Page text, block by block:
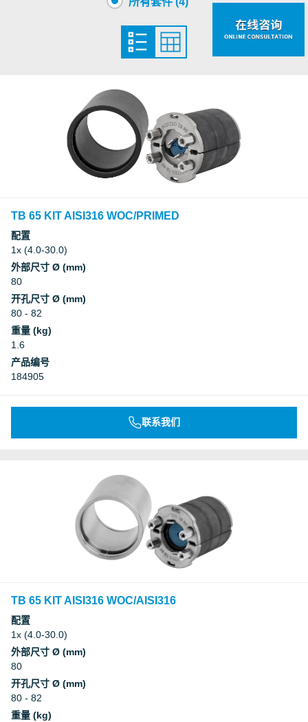
TB 65 KIT AISI316 WOC/PRIMED
配置
1x (4.0-30.0)
外部尺寸 Ø (mm)
80
开孔尺寸 Ø (mm)
80 - 82
重量 (kg)
1.6
产品编号
184905
联系我们
TB 65 KIT AISI316 WOC/AISI316
配置
1x (4.0-30.0)
外部尺寸 Ø (mm)
80
开孔尺寸 Ø (mm)
80 - 82
重量 (kg)